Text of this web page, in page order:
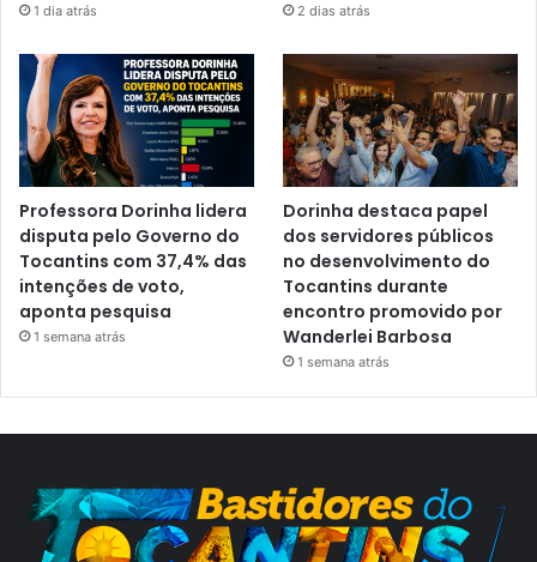
1 dia atrás 2 dias atrás
Professora Dorinha lidera
disputa pelo Governo do
Tocantins com 37,4% das
intenções de voto,
aponta pesquisa
1 semana atrás
Dorinha destaca papel
dos servidores públicos
no desenvolvimento do
Tocantins durante
encontro promovido por
Wanderlei Barbosa
1 semana atrás